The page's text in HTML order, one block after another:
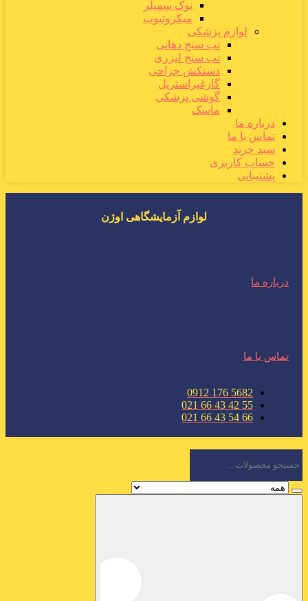
نوک سمپلر
میکروتیوب
لوازم پزشکی
تب سنج دهانی
تب سنج لیزری
دستکش جراحی
گازغیراستریل
گوشی پزشکی
ماسک
درباره ما
تماس با ما
سبد خرید
حساب کاربری
پشتیبانی
لوازم آزمایشگاهی اوژن
درباره ما
تماس با ما
5682 176 0912
55 42 43 66 021
66 54 43 66 021